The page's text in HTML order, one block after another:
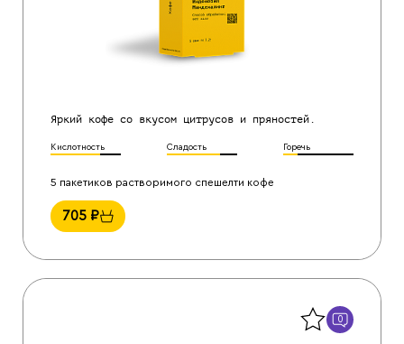
Яркий кофе со вкусом цитрусов и пряностей.
Кислотность Сладость Горечь
5 пакетиков растворимого спешелти кофе
705 ₽
0